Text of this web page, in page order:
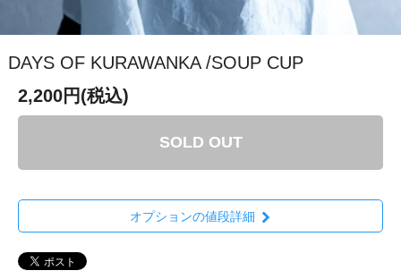
DAYS OF KURAWANKA /SOUP CUP
2,200円(税込)
SOLD OUT
オプションの値段詳細